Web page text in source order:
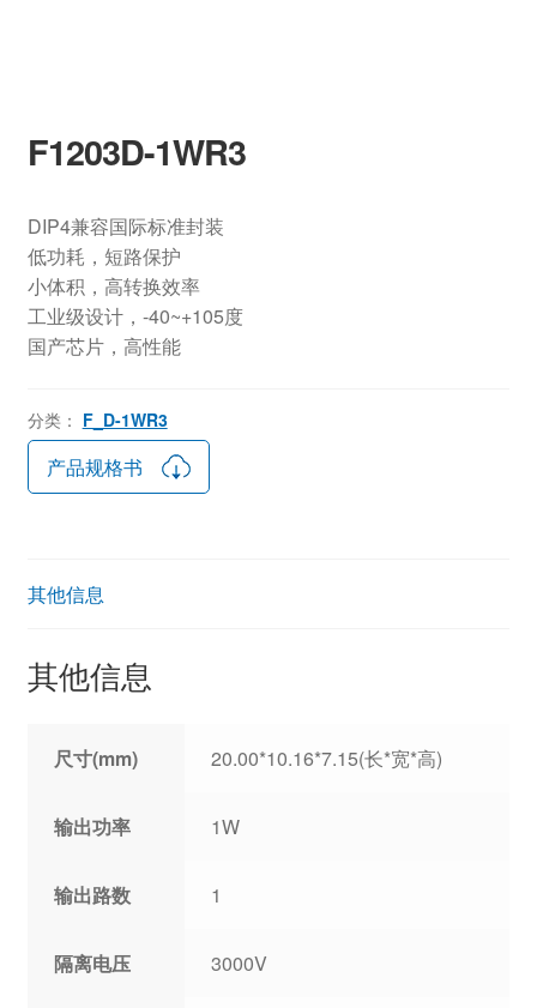
F1203D-1WR3
DIP4兼容国际标准封装
低功耗，短路保护
小体积，高转换效率
工业级设计，-40~+105度
国产芯片，高性能
分类： F_D-1WR3
产品规格书
其他信息
其他信息
尺寸(mm) 20.00*10.16*7.15(长*宽*高)
输出功率 1W
输出路数 1
隔离电压 3000V